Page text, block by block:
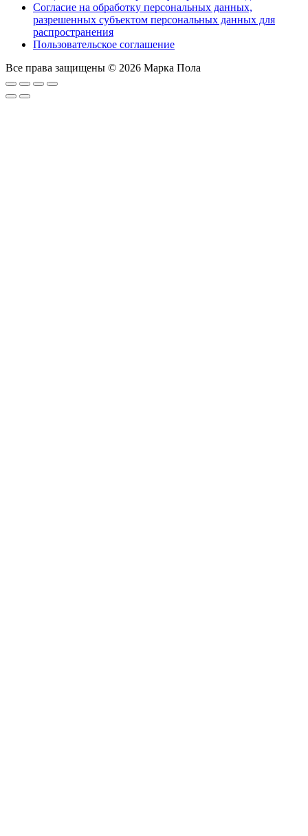
Согласие на обработку персональных данных,
разрешенных субъектом персональных данных для
распространения
Пользовательское соглашение
Все права защищены © 2026 Марка Пола